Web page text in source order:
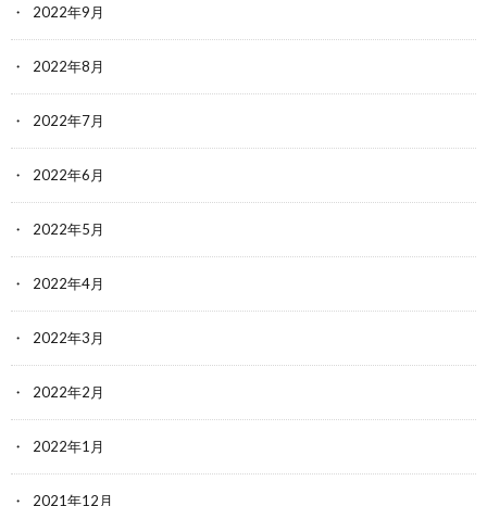
2022年9月
2022年8月
2022年7月
2022年6月
2022年5月
2022年4月
2022年3月
2022年2月
2022年1月
2021年12月